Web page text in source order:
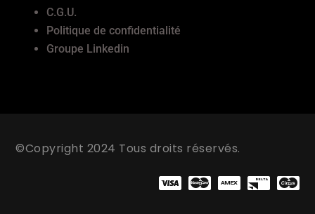
C.G.U.
Politique de confidentialité
Groupe Linkedin
©Copyright 2024 Tous droits réservés.